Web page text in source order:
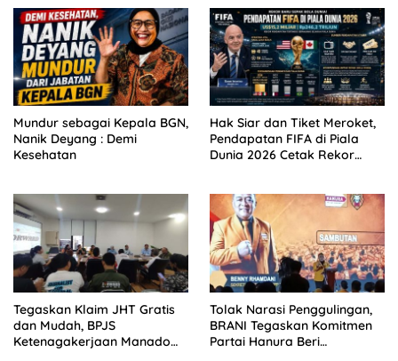
Mundur sebagai Kepala BGN,
Nanik Deyang : Demi
Kesehatan
Hak Siar dan Tiket Meroket,
Pendapatan FIFA di Piala
Dunia 2026 Cetak Rekor
Tegaskan Klaim JHT Gratis
dan Mudah, BPJS
Ketenagakerjaan Manado
Tolak Narasi Penggulingan,
BRANI Tegaskan Komitmen
Partai Hanura Beri